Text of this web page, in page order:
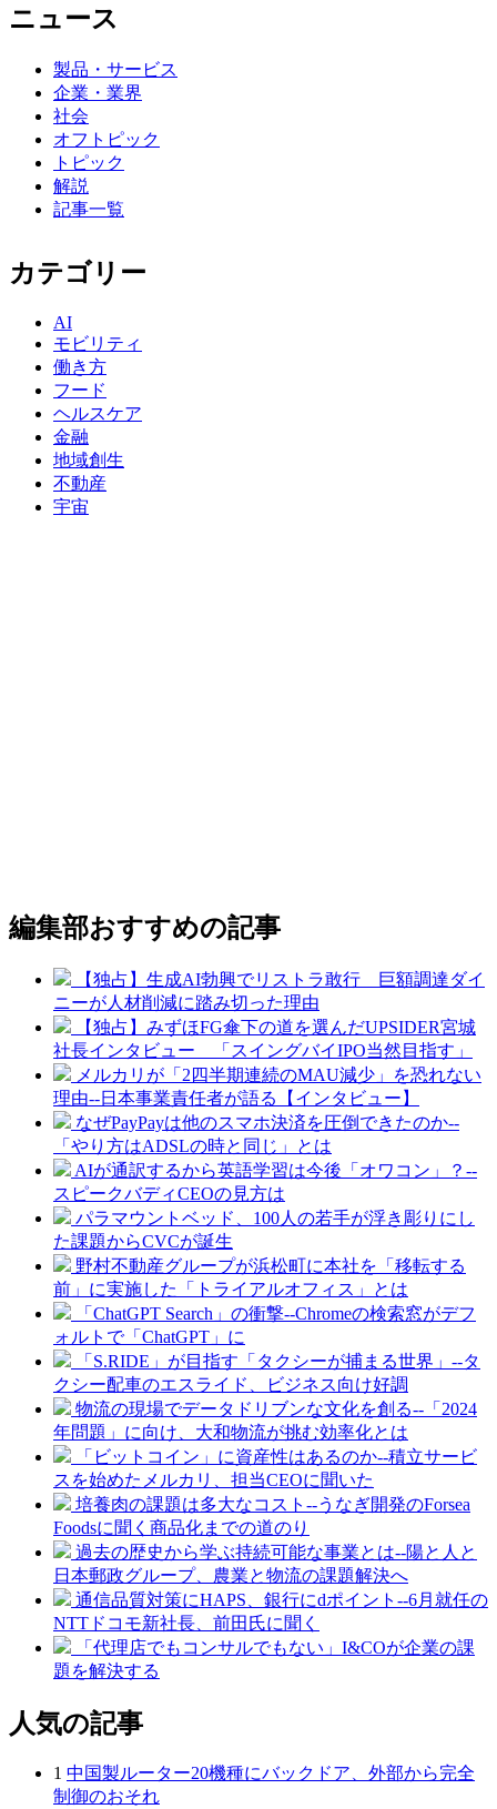
ニュース
製品・サービス
企業・業界
社会
オフトピック
トピック
解説
記事一覧
カテゴリー
AI
モビリティ
働き方
フード
ヘルスケア
金融
地域創生
不動産
宇宙
編集部おすすめの記事
【独占】生成AI勃興でリストラ敢行 巨額調達ダイ
ニーが人材削減に踏み切った理由
【独占】みずほFG傘下の道を選んだUPSIDER宮城
社長インタビュー 「スイングバイIPO当然目指す」
メルカリが「2四半期連続のMAU減少」を恐れない
理由--日本事業責任者が語る【インタビュー】
なぜPayPayは他のスマホ決済を圧倒できたのか--
「やり方はADSLの時と同じ」とは
AIが通訳するから英語学習は今後「オワコン」？--
スピークバディCEOの見方は
パラマウントベッド、100人の若手が浮き彫りにし
た課題からCVCが誕生
野村不動産グループが浜松町に本社を「移転する
前」に実施した「トライアルオフィス」とは
「ChatGPT Search」の衝撃--Chromeの検索窓がデフ
ォルトで「ChatGPT」に
「S.RIDE」が目指す「タクシーが捕まる世界」--タ
クシー配車のエスライド、ビジネス向け好調
物流の現場でデータドリブンな文化を創る--「2024
年問題」に向け、大和物流が挑む効率化とは
「ビットコイン」に資産性はあるのか--積立サービ
スを始めたメルカリ、担当CEOに聞いた
培養肉の課題は多大なコスト--うなぎ開発のForsea
Foodsに聞く商品化までの道のり
過去の歴史から学ぶ持続可能な事業とは--陽と人と
日本郵政グループ、農業と物流の課題解決へ
通信品質対策にHAPS、銀行にdポイント--6月就任の
NTTドコモ新社長、前田氏に聞く
「代理店でもコンサルでもない」I&COが企業の課
題を解決する
人気の記事
1 中国製ルーター20機種にバックドア、外部から完全
制御のおそれ